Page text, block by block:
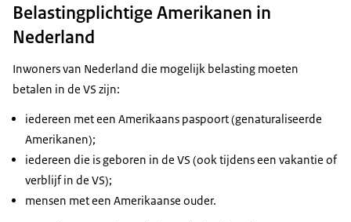
Belastingplichtige Amerikanen in
Nederland
Inwoners van Nederland die mogelijk belasting moeten
betalen in de VS zijn:
iedereen met een Amerikaans paspoort (genaturaliseerde
Amerikanen);
iedereen die is geboren in de VS (ook tijdens een vakantie of
verblijf in de VS);
mensen met een Amerikaanse ouder.